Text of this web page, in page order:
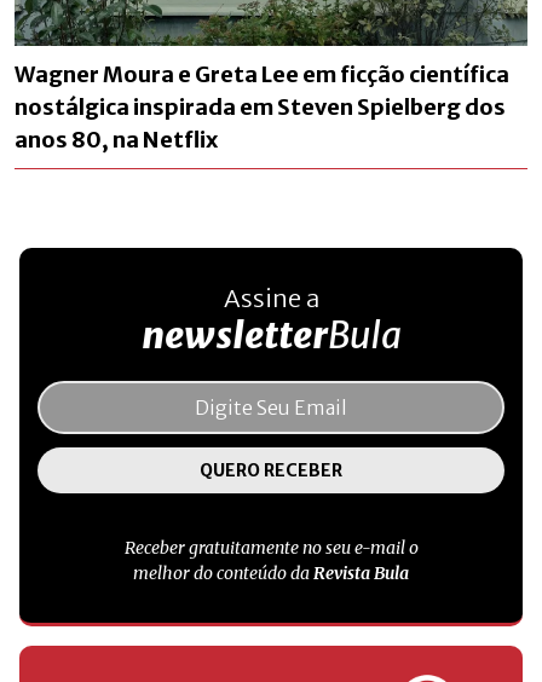
Wagner Moura e Greta Lee em ficção científica
nostálgica inspirada em Steven Spielberg dos
anos 80, na Netflix
Assine a
newsletterBula
Receber gratuitamente no seu e-mail o
melhor do conteúdo daRevista Bula